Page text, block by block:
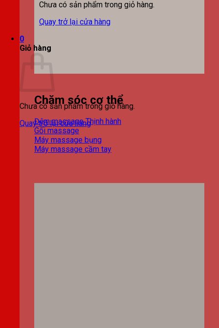
Chưa có sản phẩm trong giỏ hàng.
Quay trở lại cửa hàng
0
Giỏ hàng
Chưa có sản phẩm trong giỏ hàng.
Quay trở lại cửa hàng
Chăm sóc cơ thể
Đệm massage
Gối massage
Máy massage bụng
Máy massage cầm tay